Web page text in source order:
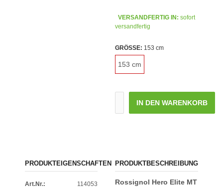
VERSANDFERTIG IN: sofort
versandfertig
GRÖSSE: 153 cm
153 cm
IN DEN WARENKORB
PRODUKTEIGENSCHAFTEN
Art.Nr.: 114053
PRODUKTBESCHREIBUNG
Rossignol Hero Elite MT